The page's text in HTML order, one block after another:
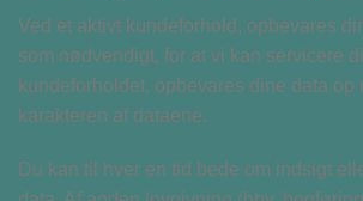
Ved et aktivt kundeforhold, opbevares
som nødvendigt, for at vi kan servicere
kundeforholdet, opbevares dine data op
karakteren af dataene.
Du kan til hver en tid bede om indsigt